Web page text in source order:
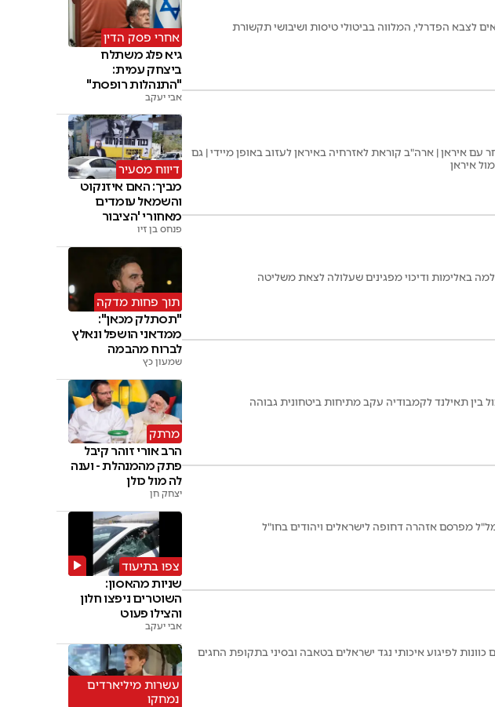
לצבא הפדרלי, המלווה בביטולי טיסות ושיבושי תקשורת
איראן | ארה"ב קוראת לאזרחיה באיראן לעזוב באופן מיידי | גם
איראן
באלימות ודיכוי מפגינים שעלולה לצאת משליטה
בין תאילנד לקמבודיה עקב מתיחות ביטחונית גבוהה
מפרסם אזהרה דחופה לישראלים ויהודים בחו"ל
לפיגוע איכותי נגד ישראלים בטאבה ובסיני בתקופת החגים
אחרי פסק הדין
גיא פלג משתלח
ביצחק עמית:
"התנהלות רופסת"
אבי יעקב
דיווח מסעיר
מביך: האם איזנקוט
והשמאל עומדים
מאחורי 'הציבור
החרדי'
פנחס בן זיו
תוך פחות מדקה
"תסתלק מכאן":
ממדאני הושפל ונאלץ
לברוח מהבמה
שמעון כץ
מרתק
הרב אורי זוהר קיבל
פתק מהמנהלת - וענה
לה מול כולן
יצחק חן
צפו בתיעוד
שניות מהאסון:
השוטרים ניפצו חלון
והצילו פעוט
אבי יעקב
עשרות מיליארדים
נמחקו